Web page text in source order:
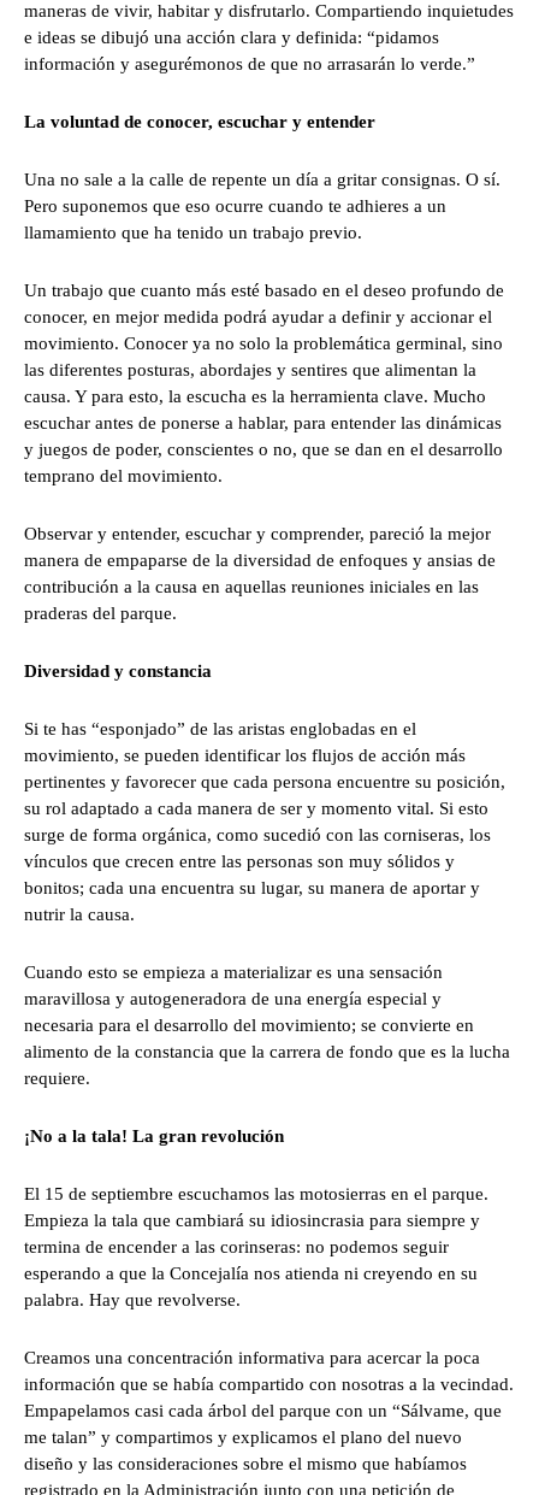
maneras de vivir, habitar y disfrutarlo. Compartiendo inquietudes
e ideas se dibujó una acción clara y definida: “pidamos
información y asegurémonos de que no arrasarán lo verde.”
La voluntad de conocer, escuchar y entender
Una no sale a la calle de repente un día a gritar consignas. O sí.
Pero suponemos que eso ocurre cuando te adhieres a un
llamamiento que ha tenido un trabajo previo.
Un trabajo que cuanto más esté basado en el deseo profundo de
conocer, en mejor medida podrá ayudar a definir y accionar el
movimiento. Conocer ya no solo la problemática germinal, sino
las diferentes posturas, abordajes y sentires que alimentan la
causa. Y para esto, la escucha es la herramienta clave. Mucho
escuchar antes de ponerse a hablar, para entender las dinámicas
y juegos de poder, conscientes o no, que se dan en el desarrollo
temprano del movimiento.
Observar y entender, escuchar y comprender, pareció la mejor
manera de empaparse de la diversidad de enfoques y ansias de
contribución a la causa en aquellas reuniones iniciales en las
praderas del parque.
Diversidad y constancia
Si te has “esponjado” de las aristas englobadas en el
movimiento, se pueden identificar los flujos de acción más
pertinentes y favorecer que cada persona encuentre su posición,
su rol adaptado a cada manera de ser y momento vital. Si esto
surge de forma orgánica, como sucedió con las corniseras, los
vínculos que crecen entre las personas son muy sólidos y
bonitos; cada una encuentra su lugar, su manera de aportar y
nutrir la causa.
Cuando esto se empieza a materializar es una sensación
maravillosa y autogeneradora de una energía especial y
necesaria para el desarrollo del movimiento; se convierte en
alimento de la constancia que la carrera de fondo que es la lucha
requiere.
¡No a la tala! La gran revolución
El 15 de septiembre escuchamos las motosierras en el parque.
Empieza la tala que cambiará su idiosincrasia para siempre y
termina de encender a las corinseras: no podemos seguir
esperando a que la Concejalía nos atienda ni creyendo en su
palabra. Hay que revolverse.
Creamos una concentración informativa para acercar la poca
información que se había compartido con nosotras a la vecindad.
Empapelamos casi cada árbol del parque con un “Sálvame, que
me talan” y compartimos y explicamos el plano del nuevo
diseño y las consideraciones sobre el mismo que habíamos
registrado en la Administración junto con una petición de